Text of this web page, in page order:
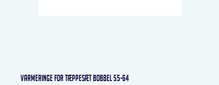
Varmeringe for tæppesæt Bobbel 55-64